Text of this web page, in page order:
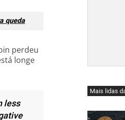
queda
perdeu
longe
less
Mais lidas